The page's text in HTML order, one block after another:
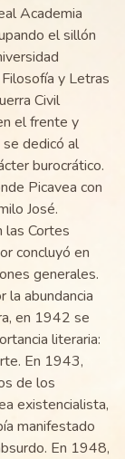
Academia
el sillón
y Letras
Civil
el frente y
dedicó al
burocrático.
Picavea con
José.
las Cortes
concluyó en
generales.
la abundancia
en 1942 se
literaria:
En 1943,
de los
existencialista,
manifestado
En 1948,